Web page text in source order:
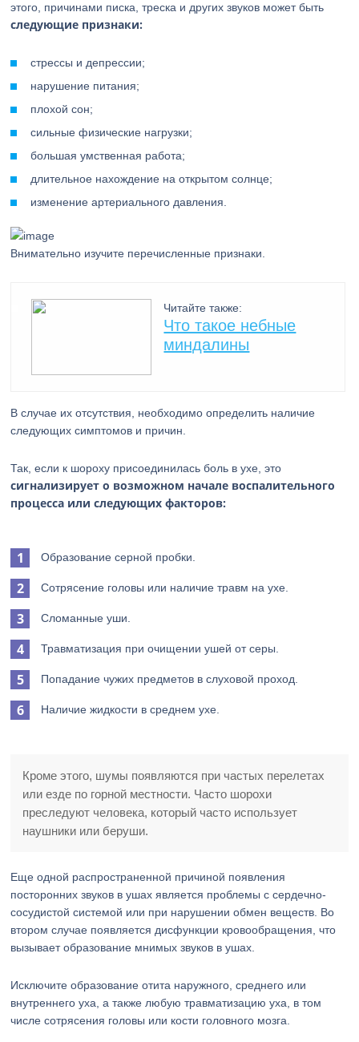
этого, причинами писка, треска и других звуков может быть
следующие признаки:
стрессы и депрессии;
нарушение питания;
плохой сон;
сильные физические нагрузки;
большая умственная работа;
длительное нахождение на открытом солнце;
изменение артериального давления.
Внимательно изучите перечисленные признаки.
Читайте также:
Что такое небные
миндалины
В случае их отсутствия, необходимо определить наличие
следующих симптомов и причин.
Так, если к шороху присоединилась боль в ухе, это
сигнализирует о возможном начале воспалительного
процесса или следующих факторов:
Образование серной пробки.
Сотрясение головы или наличие травм на ухе.
Сломанные уши.
Травматизация при очищении ушей от серы.
Попадание чужих предметов в слуховой проход.
Наличие жидкости в среднем ухе.
Кроме этого, шумы появляются при частых перелетах
или езде по горной местности. Часто шорохи
преследуют человека, который часто использует
наушники или беруши.
Еще одной распространенной причиной появления
посторонних звуков в ушах является проблемы с сердечно-
сосудистой системой или при нарушении обмен веществ. Во
втором случае появляется дисфункции кровообращения, что
вызывает образование мнимых звуков в ушах.
Исключите образование отита наружного, среднего или
внутреннего уха, а также любую травматизацию уха, в том
числе сотрясения головы или кости головного мозга.